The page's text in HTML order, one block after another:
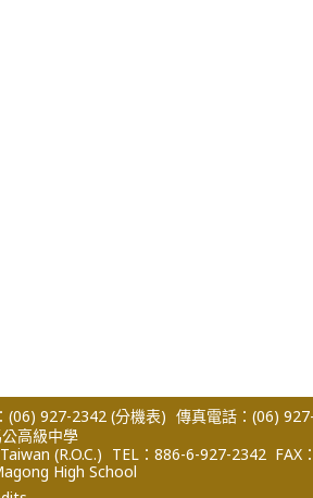
(06) 927-2342 (分機表) 傳真電話：(06)
高級中學
(R.O.C.) TEL：886-6-927-2342 FAX
High School